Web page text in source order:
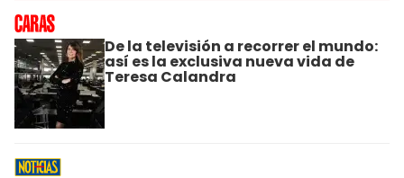
De la televisión a recorrer el mundo:
así es la exclusiva nueva vida de
Teresa Calandra